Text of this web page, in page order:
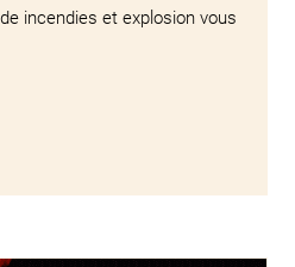
incendies et explosion vous